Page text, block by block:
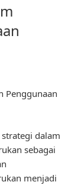
Penggunaan
dalam
sebagai
menjadi